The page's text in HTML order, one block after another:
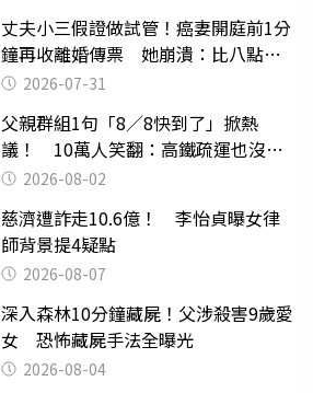
丈夫小三假證做試管！癌妻開庭前1分
鐘再收離婚傳票 她崩潰：比八點檔
還扯2026-07-31
父親群組1句「8／8快到了」掀熱
議！ 10萬人笑翻：高鐵疏運也沒列
父親節
2026-08-02
慈濟遭詐走10.6億！ 李怡貞曝女律
師背景提4疑點
2026-08-07
深入森林10分鐘藏屍！父涉殺害9歲愛
女 恐怖藏屍手法全曝光
2026-08-04